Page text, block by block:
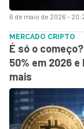
6 de maio de 2026 -
MERCADO CRIPTO
É só o
50% em 2026
mais